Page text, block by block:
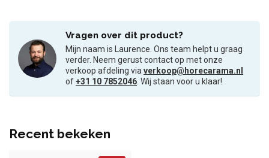
Vragen over dit product?
Mijn naam is Laurence. Ons team helpt u graag
verder. Neem gerust contact op met onze
verkoop afdeling viaverkoop@horecarama.nl
of+31 10 7852046. Wij staan voor u klaar!
Recent bekeken